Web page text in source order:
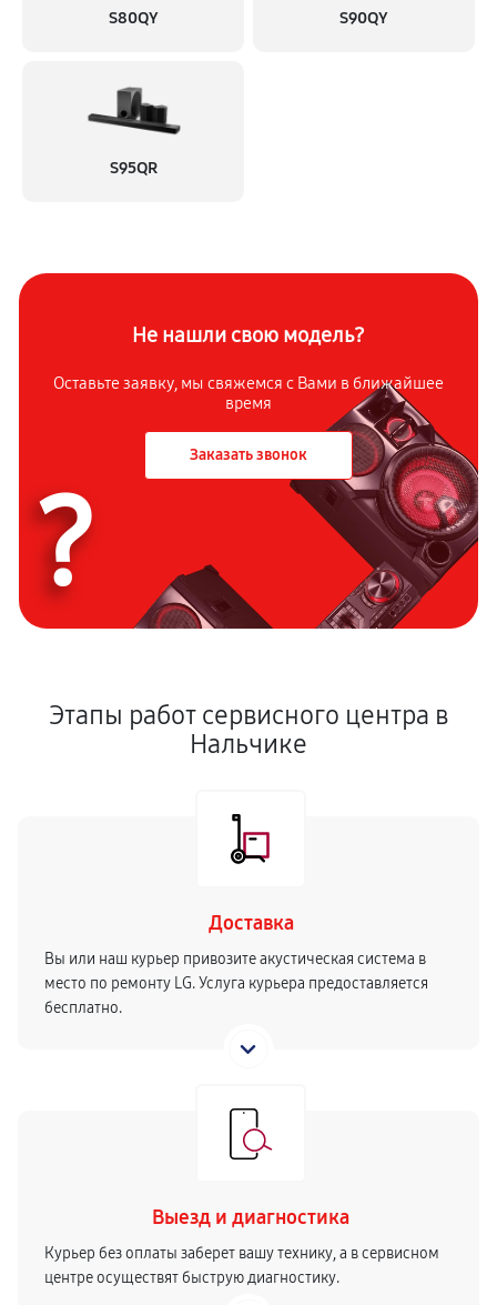
S80QY S90QY
S95QR
Не нашли свою модель?
Оставьте заявку, мы свяжемся с Вами в ближайшее
время
Заказать звонок
?
Этапы работ сервисного центра в
Нальчике
Доставка
Вы или наш курьер привозите акустическая система в
место по ремонту LG. Услуга курьера предоставляется
бесплатно.
Выезд и диагностика
Курьер без оплаты заберет вашу технику, а в сервисном
центре осуществят быструю диагностику.